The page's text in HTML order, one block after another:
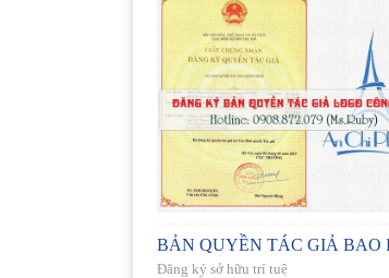
BẢN QUYỀN TÁC GIẢ BAO
Đăng ký sở hữu trí tuệ